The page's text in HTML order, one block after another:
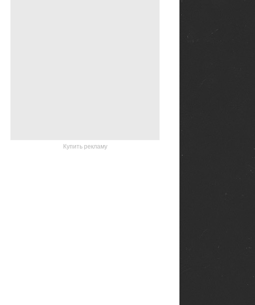
Купить рекламу